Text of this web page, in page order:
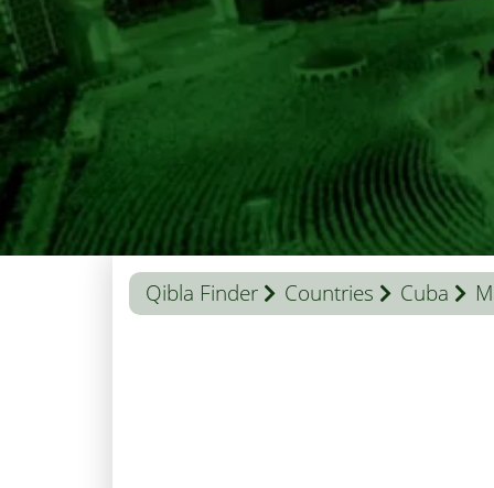
Qibla Finder Countries Cuba